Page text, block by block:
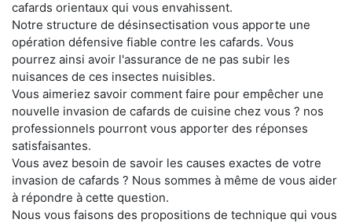
cafards orientaux qui vous envahissent.
Notre structure de désinsectisation vous apporte une
opération défensive fiable contre les cafards. Vous
pourrez ainsi avoir l'assurance de ne pas subir les
nuisances de ces insectes nuisibles.
Vous aimeriez savoir comment faire pour empêcher une
nouvelle invasion de cafards de cuisine chez vous ? nos
professionnels pourront vous apporter des réponses
satisfaisantes.
Vous avez besoin de savoir les causes exactes de votre
invasion de cafards ? Nous sommes à même de vous aider
à répondre à cette question.
Nous vous faisons des propositions de technique qui vous